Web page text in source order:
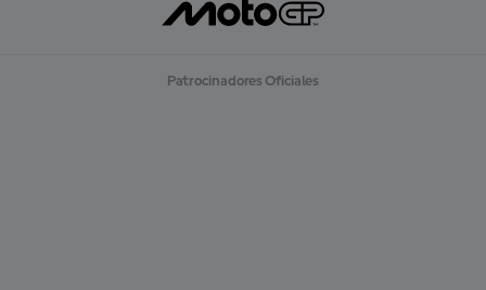
Patrocinadores Oficiales